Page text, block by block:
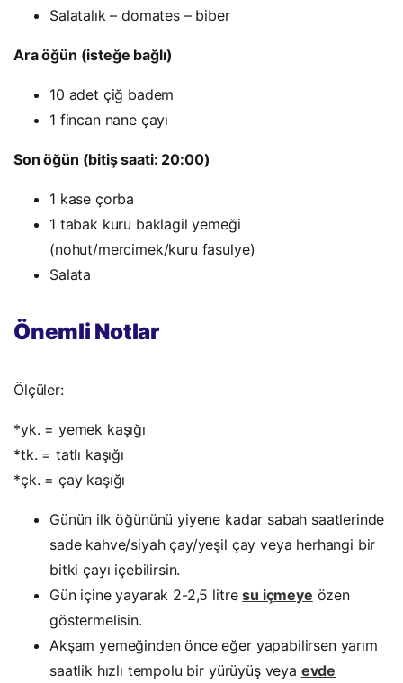
Salatalık – domates – biber
Ara öğün (isteğe bağlı)
10 adet çiğ badem
1 fincan nane çayı
Son öğün (bitiş saati: 20:00)
1 kase çorba
1 tabak kuru baklagil yemeği
(nohut/mercimek/kuru fasulye)
Salata
Önemli Notlar
Ölçüler:
*yk. = yemek kaşığı
*tk. = tatlı kaşığı
*çk. = çay kaşığı
Günün ilk öğününü yiyene kadar sabah saatlerinde
sade kahve/siyah çay/yeşil çay veya herhangi bir
bitki çayı içebilirsin.
Gün içine yayarak 2-2,5 litresu içmeye özen
göstermelisin.
Akşam yemeğinden önce eğer yapabilirsen yarım
saatlik hızlı tempolu bir yürüyüş veya evde